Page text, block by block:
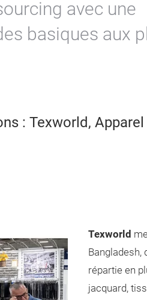
avec une
basiques aux
: Texworld, Apparel
Texworld
Bangladesh,
répartie en
jacquard,